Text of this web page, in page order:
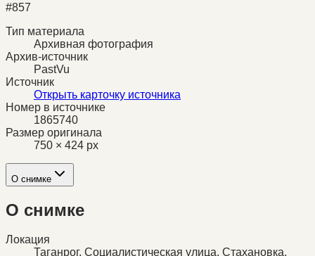
#857
Тип материала
Архивная фотография
Архив-источник
PastVu
Источник
Открыть карточку источника
Номер в источнике
1865740
Размер оригинала
750 × 424 px
О снимке
О снимке
Локация
Таганрог, Социалистическая улица, Стахановка,